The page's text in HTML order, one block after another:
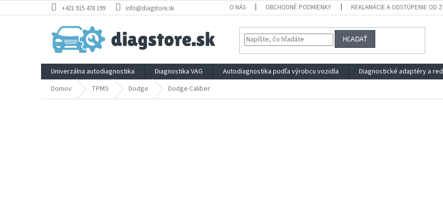
na
+421 915 478 199 info@diagstore.sk O NÁS OBCHODNÉ PODMIENKY REKLAMÁCIE A ODSTÚPENIE OD
HĽADAŤ
Univerzálna autodiagnostika Diagnostika VAG Autodiagnostika podľa výrobcu vozidla Diagnostické adaptéry a
Domov
TPMS Dodge Dodge Caliber